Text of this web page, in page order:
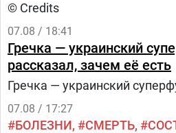
© Credits
07.08 / 18:41
Гречка — украинский
рассказал, зачем её есть
Гречка — украинский
07.08 / 17:27
БОЛЕЗНИ СМЕРТЬ